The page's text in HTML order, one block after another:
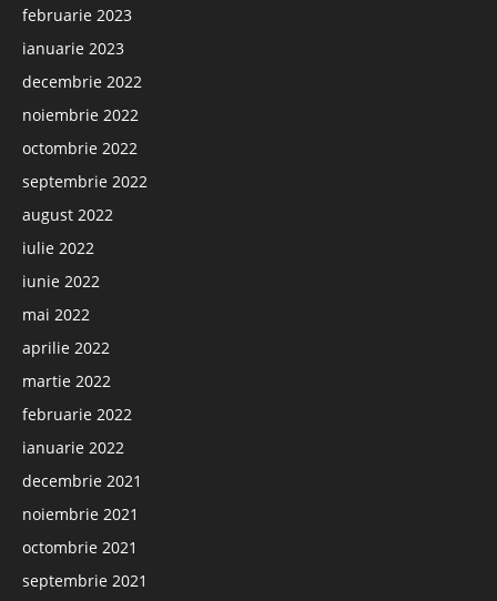
februarie 2023
ianuarie 2023
decembrie 2022
noiembrie 2022
octombrie 2022
septembrie 2022
august 2022
iulie 2022
iunie 2022
mai 2022
aprilie 2022
martie 2022
februarie 2022
ianuarie 2022
decembrie 2021
noiembrie 2021
octombrie 2021
septembrie 2021